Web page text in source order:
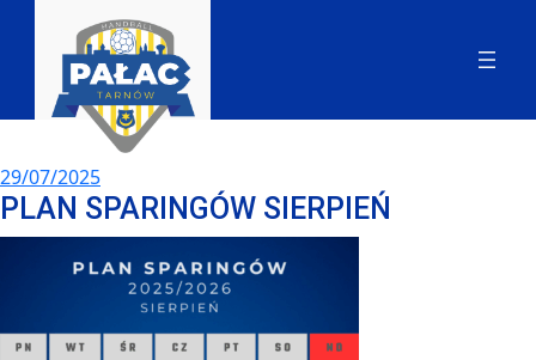
29/07/2025
PLAN SPARINGÓW SIERPIEŃ